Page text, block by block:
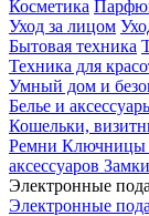
Косметика
Уход за лицом
Бытовая техника
Техника для
Умный дом и
Белье и
Кошельки,
Ремни Ключницы
аксессуаров
Электронные
Электронные